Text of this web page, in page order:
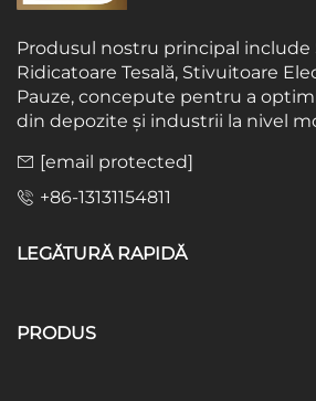
Produsul nostru principal include
Ridicatoare Tesală, Stivuitoare
Pauze, concepute pentru a
din depozite și industrii la nivel
[email protected]
+86-13131154811
LEGĂTURĂ RAPIDĂ
PRODUS